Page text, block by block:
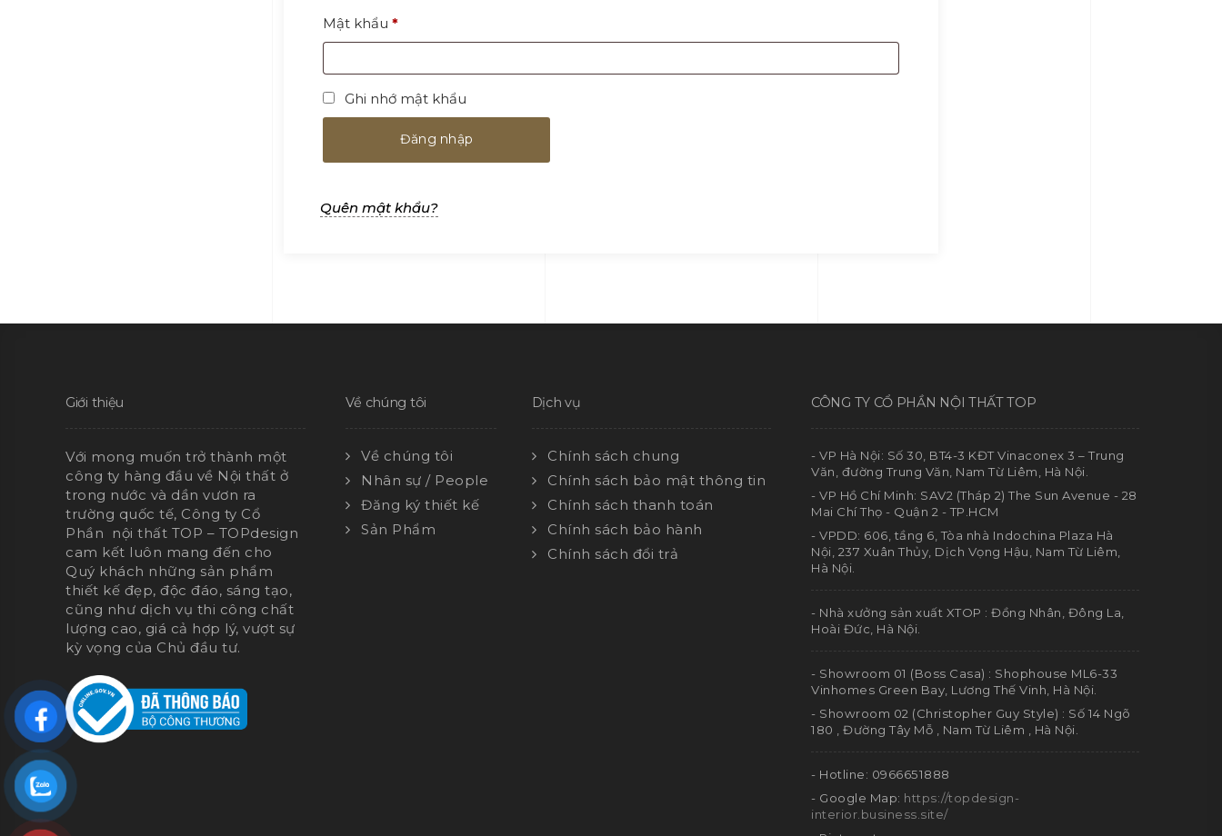
Mật khẩu *
Ghi nhớ mật khẩu
Đăng nhập
Quên mật khẩu?
Giới thiệu
Với mong muốn trở thành một
công ty hàng đầu về Nội thất ở
trong nước và dần vươn ra
trường quốc tế, Công ty Cổ
Phần nội thất TOP – TOPdesign
cam kết luôn mang đến cho
Quý khách những sản phẩm
thiết kế đẹp, độc đáo, sáng tạo,
cũng như dịch vụ thi công chất
lượng cao, giá cả hợp lý, vượt sự
kỳ vọng của Chủ đầu tư.
Về chúng tôi
Về chúng tôi
Nhân sự / People
Đăng ký thiết kế
Sản Phẩm
Dịch vụ
Chính sách chung
Chính sách bảo mật thông tin
Chính sách thanh toán
Chính sách bảo hành
Chính sách đổi trả
CÔNG TY CỔ PHẦN NỘI THẤT TOP
- VP Hà Nội: Số 30, BT4-3 KĐT Vinaconex 3 – Trung
Văn, đường Trung Văn, Nam Từ Liêm, Hà Nội.
- VP Hồ Chí Minh: SAV2 (Tháp 2) The Sun Avenue - 28
Mai Chí Thọ - Quận 2 - TP.HCM
- VPDD: 606, tầng 6, Tòa nhà Indochina Plaza Hà
Nội, 237 Xuân Thủy, Dịch Vọng Hậu, Nam Từ Liêm,
Hà Nội.
- Nhà xưởng sản xuất XTOP : Đồng Nhân, Đông La,
Hoài Đức, Hà Nội.
- Showroom 01 (Boss Casa) : Shophouse ML6-33
Vinhomes Green Bay, Lương Thế Vinh, Hà Nội.
- Showroom 02 (Christopher Guy Style) : Số 14 Ngõ
180 , Đường Tây Mỗ , Nam Từ Liêm , Hà Nội.
- Hotline: 0966651888
- Google Map: https://topdesign-
interior.business.site/